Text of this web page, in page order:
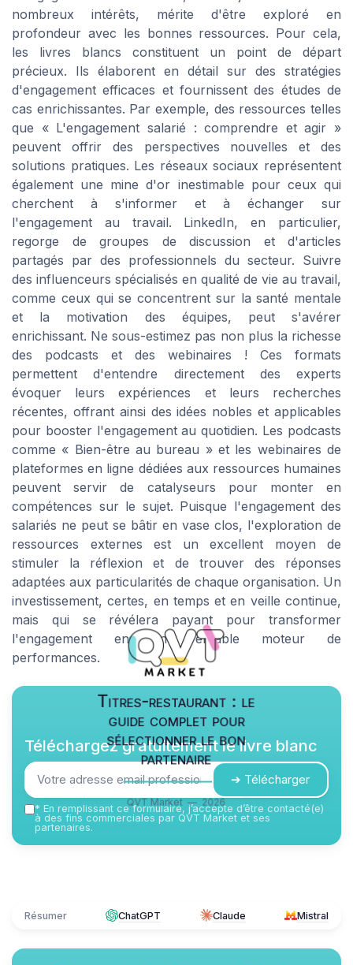
nombreux intérêts, mérite d'être exploré en
profondeur avec les bonnes ressources. Pour cela,
les livres blancs constituent un point de départ
précieux. Ils élaborent en détail sur des stratégies
d'engagement efficaces et fournissent des études de
cas enrichissantes. Par exemple, des ressources telles
que « L'engagement salarié : comprendre et agir »
peuvent offrir des perspectives nouvelles et des
solutions pratiques. Les réseaux sociaux représentent
également une mine d'or inestimable pour ceux qui
cherchent à s'informer et à échanger sur
l'engagement au travail. LinkedIn, en particulier,
regorge de groupes de discussion et d'articles
partagés par des professionnels du secteur. Suivre
des influenceurs spécialisés en qualité de vie au travail,
comme ceux qui se concentrent sur la santé mentale
et la motivation des équipes, peut s'avérer
enrichissant. Ne sous-estimez pas non plus la richesse
des podcasts et des webinaires ! Ces formats
permettent d'entendre directement des experts
évoquer leurs expériences et leurs recherches
récentes, offrant ainsi des idées nobles et applicables
pour booster l'engagement au quotidien. Les podcasts
comme « Bien-être au bureau » et les webinaires de
plateformes en ligne dédiées aux ressources humaines
peuvent servir de catalyseurs pour monter en
compétences sur le sujet. Puisque l'engagement des
salariés ne peut se bâtir en vase clos, l'exploration de
ressources externes est un excellent moyen de
stimuler la réflexion et de trouver des réponses
adaptées aux particularités de chaque organisation. Un
investissement, certes, en temps et en veille continue,
mais qui se révélera payant pour transformer
l'engagement en un véritable moteur de
performances.
Titres-restaurant : le
guide complet pour
sélectionner le bon
partenaire
QVT Market — 2026
Téléchargez gratuitement le livre blanc
➔ Télécharger
* En remplissant ce formulaire, j’accepte d’être contacté(e)
à des fins commerciales par QVT Market et ses
partenaires.
Résumer ChatGPT Claude Mistral